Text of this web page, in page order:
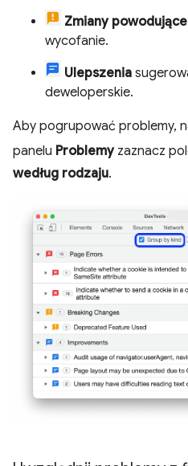
Zmiany
wycofanie.
Ulepszenia
deweloperskie.
Aby pogrupować problemy,
panelu Problemyzaznacz
według rodzaju.